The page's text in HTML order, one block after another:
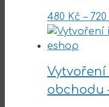
480 Kč – 720
obchodu